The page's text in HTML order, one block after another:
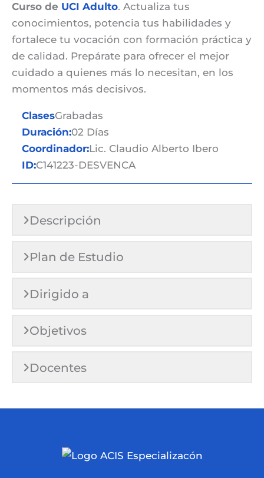
Curso de UCI Adulto. Actualiza tus
conocimientos, potencia tus habilidades y
fortalece tu vocación con formación práctica y
de calidad. Prepárate para ofrecer el mejor
cuidado a quienes más lo necesitan, en los
momentos más decisivos.
ClasesGrabadas
Duración:02 Días
Coordinador:Lic. Claudio Alberto Ibero
ID:C141223-DESVENCA
Descripción
Plan de Estudio
Dirigido a
Objetivos
Docentes